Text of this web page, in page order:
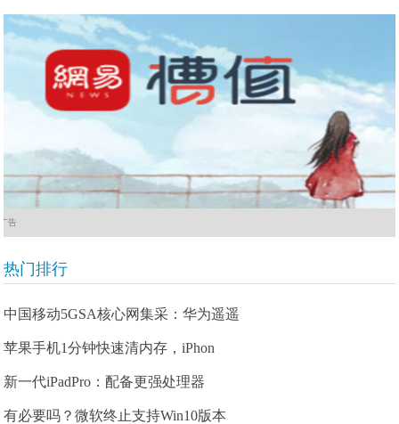
广告
热门排行
中国移动5GSA核心网集采：华为遥遥
苹果手机1分钟快速清内存，iPhon
新一代iPadPro：配备更强处理器
有必要吗？微软终止支持Win10版本